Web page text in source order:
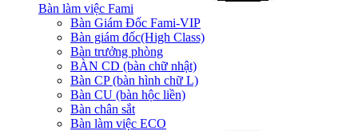
Bàn làm việc Fami
Bàn Giám Đốc Fami-VIP
Bàn giám đốc(High Class)
Bàn trưởng phòng
BÀN CD (bàn chữ nhật)
Bàn CP (bàn hình chữ L)
Bàn CU (bàn hộc liền)
Bàn chân sắt
Bàn làm việc ECO